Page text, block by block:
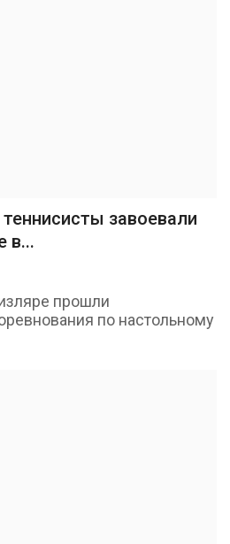
завоевали
в...
прошли
по настольному